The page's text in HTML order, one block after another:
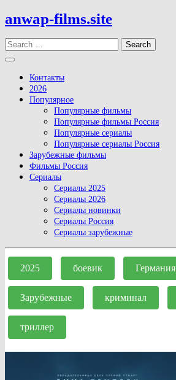
Skip
to
content
anwap-films.site
Search
Open
Button
Контакты
2026
Популярное
Популярные фильмы
Популярные фильмы Россия
Популярные сериалы
Популярные сериалы Россия
Зарубежные фильмы
Фильмы Россия
Сериалы
Сериалы 2025
Сериалы 2026
Сериалы новинки
Сериалы Россия
Сериалы зарубежные
Close
Button
2025 боевик Германия
Зарубежные криминал
триллер